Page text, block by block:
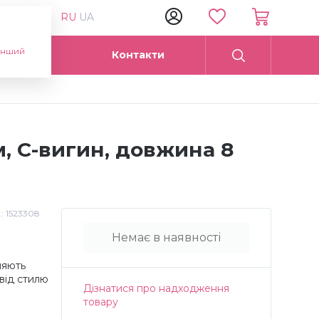
RU UA
Опт Контакти
C-вигин, довжина 8
1523308
стилю
Немає в наявності
Дізнатися про надходження
товару